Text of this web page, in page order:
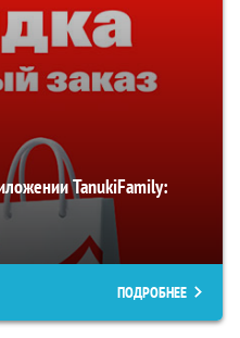
TanukiFamily:
ПОДРОБНЕЕ